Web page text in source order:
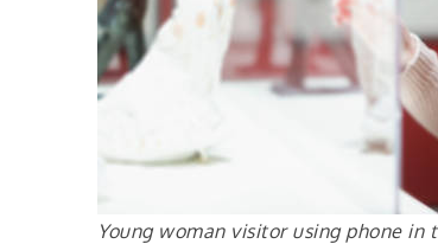
Young woman visitor using phone in